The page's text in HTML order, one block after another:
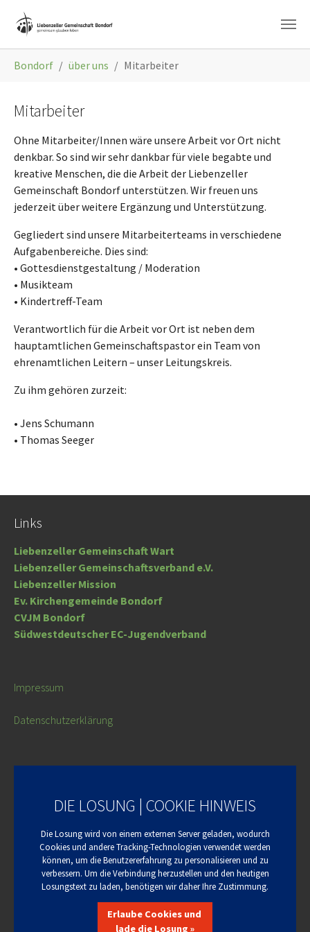
Bondorf über uns Mitarbeiter
Mitarbeiter
Ohne Mitarbeiter/Innen wäre unsere Arbeit vor Ort nicht
denkbar. So sind wir sehr dankbar für viele begabte und
kreative Menschen, die die Arbeit der Liebenzeller
Gemeinschaft Bondorf unterstützen. Wir freuen uns
jederzeit über weitere Ergänzung und Unterstützung.
Gegliedert sind unsere Mitarbeiterteams in verschiedene
Aufgabenbereiche. Dies sind:
• Gottesdienstgestaltung / Moderation
• Musikteam
• Kindertreff-Team
Verantwortlich für die Arbeit vor Ort ist neben dem
hauptamtlichen Gemeinschaftspastor ein Team von
ehrenamtlichen Leitern – unser Leitungskreis.
Zu ihm gehören zurzeit:
• Jens Schumann
• Thomas Seeger
Links
Liebenzeller Gemeinschaft Wart
Liebenzeller Gemeinschaftsverband e.V.
Liebenzeller Mission
Ev. Kirchengemeinde Bondorf
CVJM Bondorf
Südwestdeutscher EC-Jugendverband
Impressum
Datenschutzerklärung
DIE LOSUNG | COOKIE HINWEIS
Die Losung wird von einem externen Server geladen, wodurch
Cookies und andere Tracking-Technologien verwendet werden
können, um die Benutzererfahrung zu personalisieren und zu
verbessern. Um die Verbindung herzustellen und den heutigen
Losungstext zu laden, benötigen wir daher Ihre Zustimmung.
Erlaube Cookies und
lade die Losung »